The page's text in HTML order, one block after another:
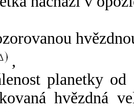
,
planetky od
hvězdná